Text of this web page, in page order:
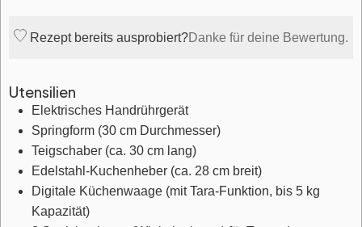
Rezept bereits ausprobiert?Danke für deine Bewertung.
Utensilien
Elektrisches Handrührgerät
Springform (30 cm Durchmesser)
Teigschaber (ca. 30 cm lang)
Edelstahl-Kuchenheber (ca. 28 cm breit)
Digitale Küchenwaage (mit Tara-Funktion, bis 5 kg
Kapazität)